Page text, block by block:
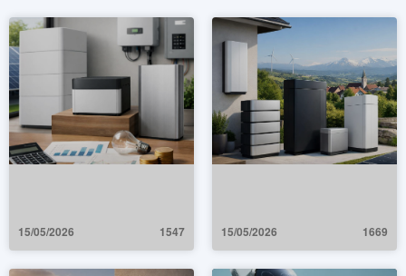
15/05/2026 1547 15/05/2026 1669